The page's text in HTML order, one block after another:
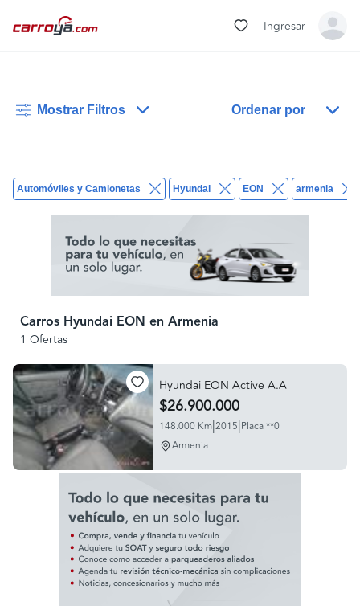
Ingresar
Mostrar Filtros Ordenar por
Automóviles y Camionetas Hyundai EON armenia
Carros Hyundai EON en Armenia
1 Ofertas
Hyundai EON Active A.A
$26.900.000
148.000 Km|2015|Placa **0
Armenia